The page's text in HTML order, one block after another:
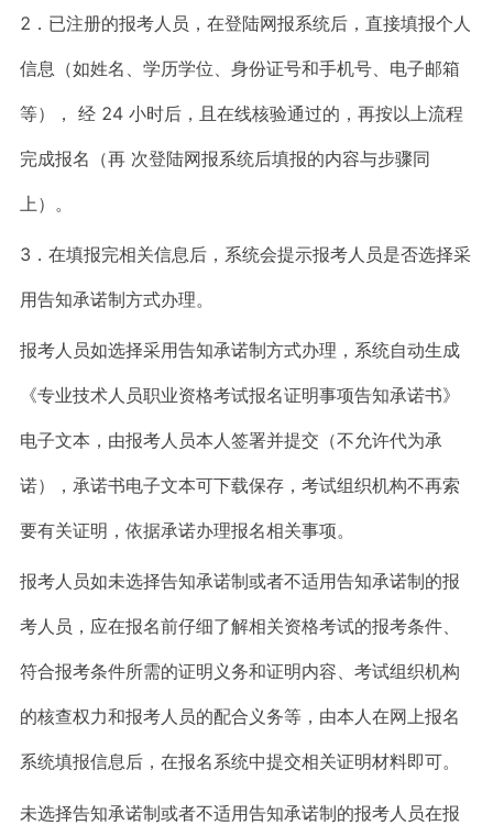
2．已注册的报考人员，在登陆网报系统后，直接填报个人
信息（如姓名、学历学位、身份证号和手机号、电子邮箱
等）， 经 24 小时后，且在线核验通过的，再按以上流程
完成报名（再 次登陆网报系统后填报的内容与步骤同
上）。
3．在填报完相关信息后，系统会提示报考人员是否选择采
用告知承诺制方式办理。
报考人员如选择采用告知承诺制方式办理，系统自动生成
《专业技术人员职业资格考试报名证明事项告知承诺书》
电子文本，由报考人员本人签署并提交（不允许代为承
诺），承诺书电子文本可下载保存，考试组织机构不再索
要有关证明，依据承诺办理报名相关事项。
报考人员如未选择告知承诺制或者不适用告知承诺制的报
考人员，应在报名前仔细了解相关资格考试的报考条件、
符合报考条件所需的证明义务和证明内容、考试组织机构
的核查权力和报考人员的配合义务等，由本人在网上报名
系统填报信息后，在报名系统中提交相关证明材料即可。
未选择告知承诺制或者不适用告知承诺制的报考人员在报